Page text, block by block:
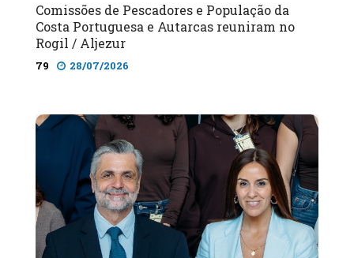
Comissões de Pescadores e População da
Costa Portuguesa e Autarcas reuniram no
Rogil / Aljezur
79 28/07/2026